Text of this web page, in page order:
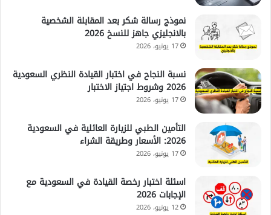
نموذج رسالة شكر بعد المقابلة الشخصية
بالانجليزي جاهز للنسخ 2026
17 يونيو، 2026
نسبة النجاح في اختبار القيادة النظري السعودية
2026 وشروط اجتياز الاختبار
17 يونيو، 2026
التأمين الطبي للزيارة العائلية في السعودية
2026: الأسعار وطريقة الشراء
17 يونيو، 2026
اسئلة اختبار رخصة القيادة في السعودية مع
الإجابات 2026
12 يونيو، 2026